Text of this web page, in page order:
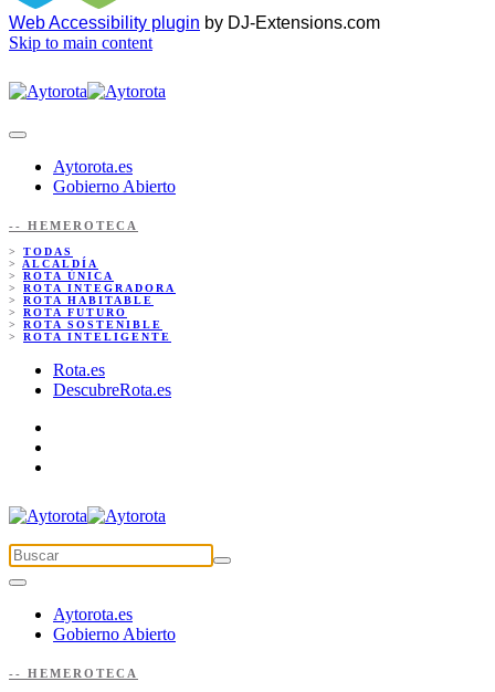
Web Accessibility plugin by DJ-Extensions.com
Skip to main content
Aytorota.es
Gobierno Abierto
-- HEMEROTECA
> TODAS
> ALCALDÍA
> ROTA ÚNICA
> ROTA INTEGRADORA
> ROTA HABITABLE
> ROTA FUTURO
> ROTA SOSTENIBLE
> ROTA INTELIGENTE
Rota.es
DescubreRota.es
Aytorota.es
Gobierno Abierto
-- HEMEROTECA